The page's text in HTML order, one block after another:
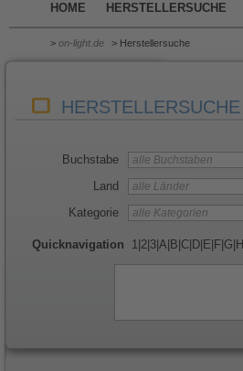
HOME HERSTELLERSUCHE
> on-light.de > Herstellersuche
HERSTELLERSUCHE
Buchstabe
Land
Kategorie
Quicknavigation 1 2 3 A B C D E F G H